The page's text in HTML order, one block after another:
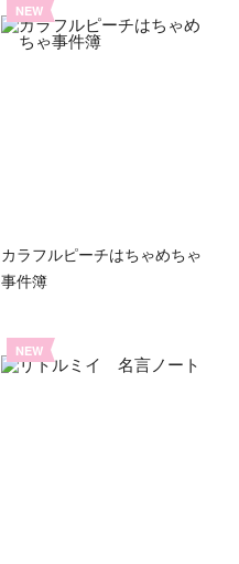
NEW
カラフルピーチはちゃめちゃ
事件簿
NEW